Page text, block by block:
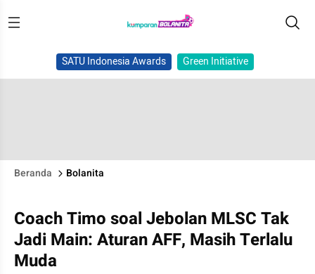
SATU Indonesia Awards Green Initiative
Beranda Bolanita
Coach Timo soal Jebolan MLSC Tak
Jadi Main: Aturan AFF, Masih Terlalu
Muda